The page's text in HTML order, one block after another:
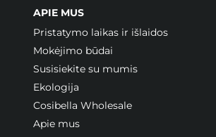
APIE MUS
Pristatymo laikas ir išlaidos
Mokėjimo būdai
Susisiekite su mumis
Ekologija
Cosibella Wholesale
Apie mus